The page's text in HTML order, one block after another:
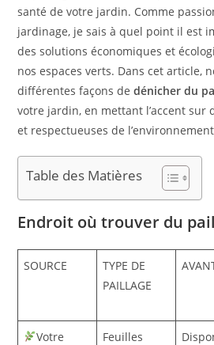
santé de votre jardin. Comme
jardinage, je sais à quel point il est
des solutions économiques et
nos espaces verts. Dans cet article,
différentes façons dedénicher du
votre jardin, en mettant l’accent sur
et respectueuses de
Table des Matières
Endroit où trouver du
SOURCE
TYPE DE
PAILLAGE
Votre
Feuilles